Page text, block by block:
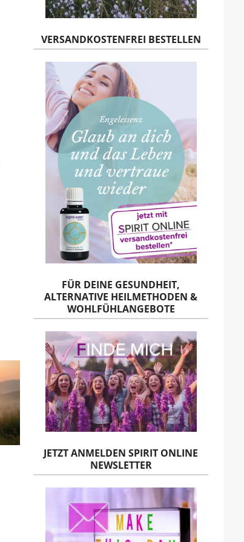
VERSANDKOSTENFREI BESTELLEN
FÜR DEINE GESUNDHEIT,
ALTERNATIVE HEILMETHODEN &
WOHLFÜHLANGEBOTE
JETZT ANMELDEN SPIRIT ONLINE
NEWSLETTER